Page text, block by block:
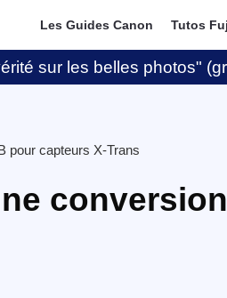
Les Guides Canon Tutos
sur les belles photos"
pour capteurs X-Trans